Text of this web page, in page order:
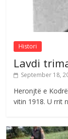
Histori
Lavdi
September 18,
Heronjtë e
vitin 1918. U rrit